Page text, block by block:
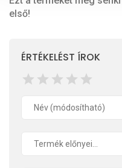
első!
ÉRTÉKELÉST ÍROK